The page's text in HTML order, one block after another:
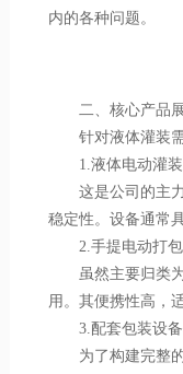
内的各种问题。
二、核心产品展
针对液体灌装需
1.液体电动灌装
这是公司的主力
稳定性。设备通常
2.手提电动打包
虽然主要归类为
用。其便携性高，
3.配套包装设备
为了构建完整的